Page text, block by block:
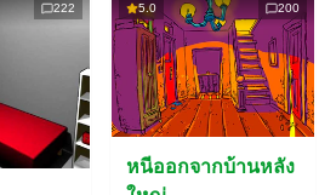
222 5.0 200
หนีออกจากบ้านหลัง